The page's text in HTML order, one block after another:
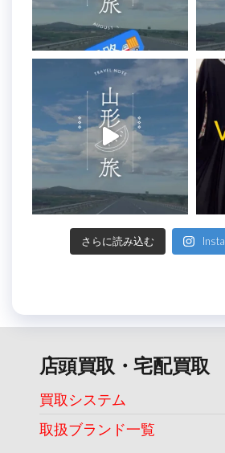
さらに読み込む
店頭買取・宅配買取
買取システム
取扱ブランド一覧